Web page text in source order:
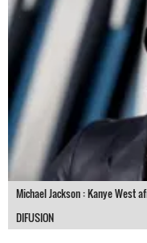
Michael Jackson : Kanye West
DIFUSION